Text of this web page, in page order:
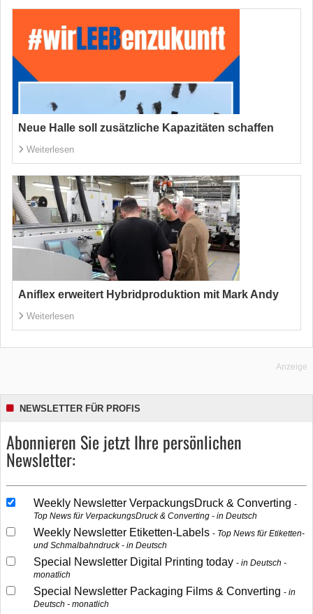
Neue Halle soll zusätzliche Kapazitäten schaffen
Weiterlesen
Aniflex erweitert Hybridproduktion mit Mark Andy
Weiterlesen
Anzeige
NEWSLETTER FÜR PROFIS
Abonnieren Sie jetzt Ihre persönlichen
Newsletter:
Weekly Newsletter VerpackungsDruck & Converting
Top News für VerpackungsDruck & Converting - in Deutsch
Weekly Newsletter Etiketten-Labels
Top News für Etiketten-
und Schmalbahndruck - in Deutsch
Special Newsletter Digital Printing today
in Deutsch -
monatlich
Special Newsletter Packaging Films & Converting
in
Deutsch - monatlich